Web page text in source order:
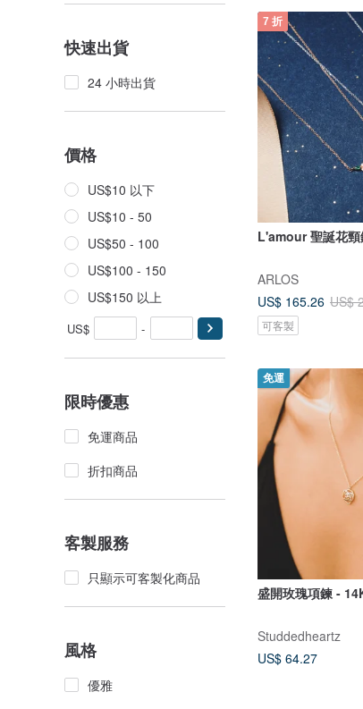
快速出貨
24 小時出貨
價格
US$10 以下
US$10 - 50
US$50 - 100
US$100 - 150
US$150 以上
US$ -
限時優惠
免運商品
折扣商品
客製服務
只顯示可客製化商品
風格
優雅
7 折
L'amour 聖誕花
ARLOS
US$ 165.26 US$
可客製
免運
盛開玫瑰項鍊 -
Studdedheartz
US$ 64.27